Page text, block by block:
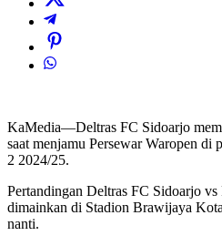
KaMedia—Deltras FC Sidoarjo
saat menjamu Persewar Waropen di
2 2024/25.
Pertandingan Deltras FC Sidoarjo
dimainkan di Stadion Brawijaya
nanti.